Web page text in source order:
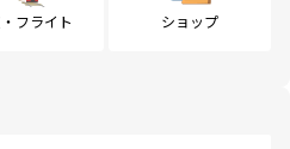
フライト ショップ